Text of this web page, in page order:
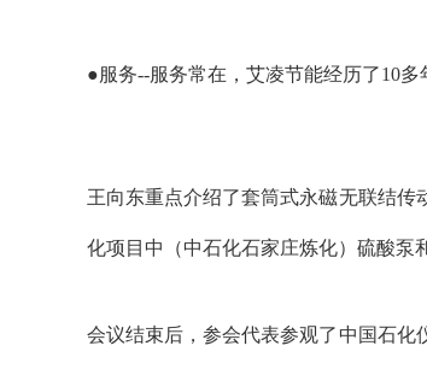
●服务--服务常在，艾凌节能经历了10
王向东重点介绍了套筒式永磁无联结传
化项目中（中石化石家庄炼化）硫酸泵
会议结束后，参会代表参观了中国石化